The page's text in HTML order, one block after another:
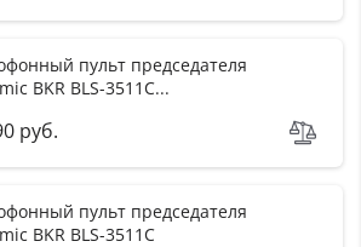
пульт председателя
BKR BLS-3511C...
руб.
пульт председателя
BKR BLS-3511C